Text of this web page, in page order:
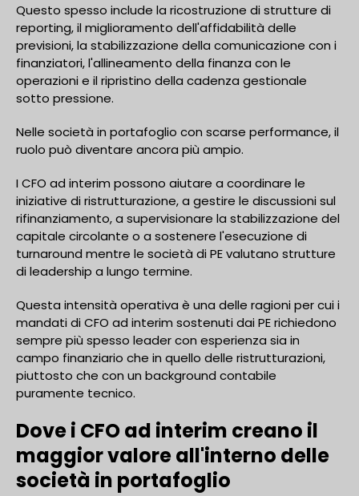
Questo spesso include la ricostruzione di strutture di
reporting, il miglioramento dell'affidabilità delle
previsioni, la stabilizzazione della comunicazione con i
finanziatori, l'allineamento della finanza con le
operazioni e il ripristino della cadenza gestionale
sotto pressione.
Nelle società in portafoglio con scarse performance, il
ruolo può diventare ancora più ampio.
I CFO ad interim possono aiutare a coordinare le
iniziative di ristrutturazione, a gestire le discussioni sul
rifinanziamento, a supervisionare la stabilizzazione del
capitale circolante o a sostenere l'esecuzione di
turnaround mentre le società di PE valutano strutture
di leadership a lungo termine.
Questa intensità operativa è una delle ragioni per cui i
mandati di CFO ad interim sostenuti dai PE richiedono
sempre più spesso leader con esperienza sia in
campo finanziario che in quello delle ristrutturazioni,
piuttosto che con un background contabile
puramente tecnico.
Dove i CFO ad interim creano il
maggior valore all'interno delle
società in portafoglio